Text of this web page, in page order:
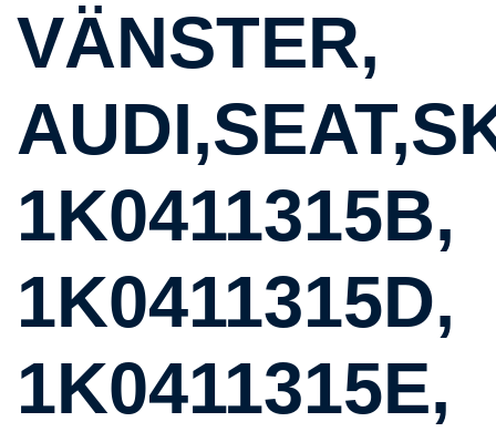
VÄNSTER,
1K0411315B,
1K0411315D,
1K0411315E,